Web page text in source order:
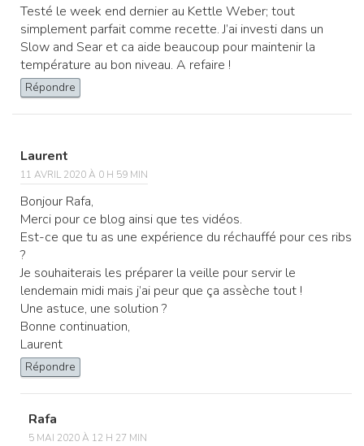
Testé le week end dernier au Kettle Weber; tout
simplement parfait comme recette. J’ai investi dans un
Slow and Sear et ca aide beaucoup pour maintenir la
température au bon niveau. A refaire !
Répondre
Laurent
11 AVRIL 2020 À 0 H 59 MIN
Bonjour Rafa,
Merci pour ce blog ainsi que tes vidéos.
Est-ce que tu as une expérience du réchauffé pour ces ribs
?
Je souhaiterais les préparer la veille pour servir le
lendemain midi mais j’ai peur que ça assèche tout !
Une astuce, une solution ?
Bonne continuation,
Laurent
Répondre
Rafa
5 MAI 2020 À 12 H 27 MIN